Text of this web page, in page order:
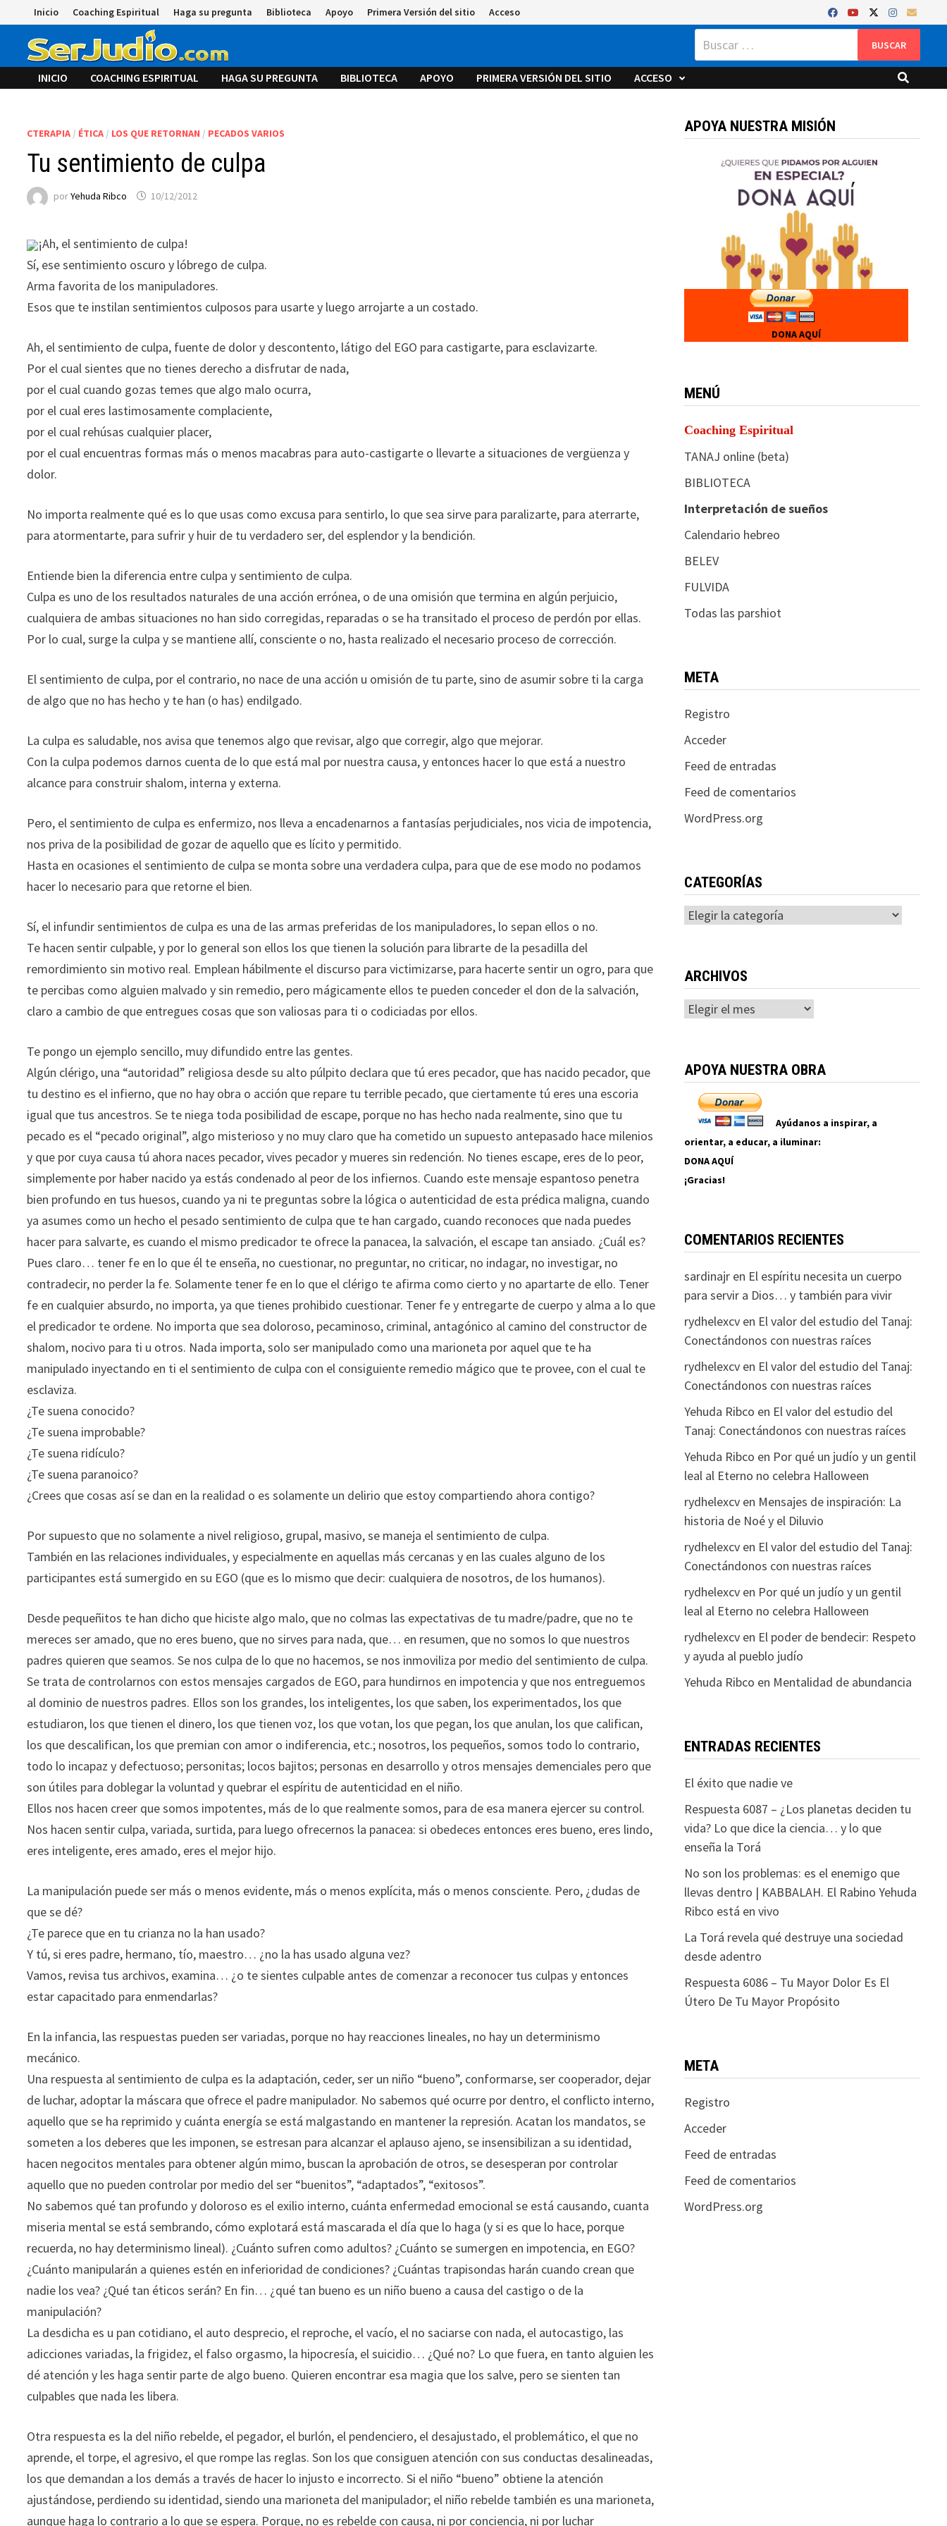
al
contenido
Inicio Coaching Espiritual Haga su pregunta Biblioteca Apoyo Primera Versión del sitio Acceso
Buscar:
INICIO COACHING ESPIRITUAL HAGA SU PREGUNTA BIBLIOTECA APOYO PRIMERA VERSIÓN DEL SITIO ACCESO
CTERAPIA / ÉTICA / LOS QUE RETORNAN / PECADOS VARIOS
Tu sentimiento de culpa
porYehuda Ribco 10/12/2012
¡Ah, el sentimiento de culpa!
Sí, ese sentimiento oscuro y lóbrego de culpa.
Arma favorita de los manipuladores.
Esos que te instilan sentimientos culposos para usarte y luego arrojarte a un costado.
Ah, el sentimiento de culpa, fuente de dolor y descontento, látigo del EGO para castigarte, para esclavizarte.
Por el cual sientes que no tienes derecho a disfrutar de nada,
por el cual cuando gozas temes que algo malo ocurra,
por el cual eres lastimosamente complaciente,
por el cual rehúsas cualquier placer,
por el cual encuentras formas más o menos macabras para auto-castigarte o llevarte a situaciones de vergüenza y
dolor.
No importa realmente qué es lo que usas como excusa para sentirlo, lo que sea sirve para paralizarte, para aterrarte,
para atormentarte, para sufrir y huir de tu verdadero ser, del esplendor y la bendición.
Entiende bien la diferencia entre culpa y sentimiento de culpa.
Culpa es uno de los resultados naturales de una acción errónea, o de una omisión que termina en algún perjuicio,
cualquiera de ambas situaciones no han sido corregidas, reparadas o se ha transitado el proceso de perdón por ellas.
Por lo cual, surge la culpa y se mantiene allí, consciente o no, hasta realizado el necesario proceso de corrección.
El sentimiento de culpa, por el contrario, no nace de una acción u omisión de tu parte, sino de asumir sobre ti la carga
de algo que no has hecho y te han (o has) endilgado.
La culpa es saludable, nos avisa que tenemos algo que revisar, algo que corregir, algo que mejorar.
Con la culpa podemos darnos cuenta de lo que está mal por nuestra causa, y entonces hacer lo que está a nuestro
alcance para construir shalom, interna y externa.
Pero, el sentimiento de culpa es enfermizo, nos lleva a encadenarnos a fantasías perjudiciales, nos vicia de impotencia,
nos priva de la posibilidad de gozar de aquello que es lícito y permitido.
Hasta en ocasiones el sentimiento de culpa se monta sobre una verdadera culpa, para que de ese modo no podamos
hacer lo necesario para que retorne el bien.
Sí, el infundir sentimientos de culpa es una de las armas preferidas de los manipuladores, lo sepan ellos o no.
Te hacen sentir culpable, y por lo general son ellos los que tienen la solución para librarte de la pesadilla del
remordimiento sin motivo real. Emplean hábilmente el discurso para victimizarse, para hacerte sentir un ogro, para que
te percibas como alguien malvado y sin remedio, pero mágicamente ellos te pueden conceder el don de la salvación,
claro a cambio de que entregues cosas que son valiosas para ti o codiciadas por ellos.
Te pongo un ejemplo sencillo, muy difundido entre las gentes.
Algún clérigo, una “autoridad” religiosa desde su alto púlpito declara que tú eres pecador, que has nacido pecador, que
tu destino es el infierno, que no hay obra o acción que repare tu terrible pecado, que ciertamente tú eres una escoria
igual que tus ancestros. Se te niega toda posibilidad de escape, porque no has hecho nada realmente, sino que tu
pecado es el “pecado original”, algo misterioso y no muy claro que ha cometido un supuesto antepasado hace milenios
y que por cuya causa tú ahora naces pecador, vives pecador y mueres sin redención. No tienes escape, eres de lo peor,
simplemente por haber nacido ya estás condenado al peor de los infiernos. Cuando este mensaje espantoso penetra
bien profundo en tus huesos, cuando ya ni te preguntas sobre la lógica o autenticidad de esta prédica maligna, cuando
ya asumes como un hecho el pesado sentimiento de culpa que te han cargado, cuando reconoces que nada puedes
hacer para salvarte, es cuando el mismo predicador te ofrece la panacea, la salvación, el escape tan ansiado. ¿Cuál es?
Pues claro… tener fe en lo que él te enseña, no cuestionar, no preguntar, no criticar, no indagar, no investigar, no
contradecir, no perder la fe. Solamente tener fe en lo que el clérigo te afirma como cierto y no apartarte de ello. Tener
fe en cualquier absurdo, no importa, ya que tienes prohibido cuestionar. Tener fe y entregarte de cuerpo y alma a lo que
el predicador te ordene. No importa que sea doloroso, pecaminoso, criminal, antagónico al camino del constructor de
shalom, nocivo para ti u otros. Nada importa, solo ser manipulado como una marioneta por aquel que te ha
manipulado inyectando en ti el sentimiento de culpa con el consiguiente remedio mágico que te provee, con el cual te
esclaviza.
¿Te suena conocido?
¿Te suena improbable?
¿Te suena ridículo?
¿Te suena paranoico?
¿Crees que cosas así se dan en la realidad o es solamente un delirio que estoy compartiendo ahora contigo?
Por supuesto que no solamente a nivel religioso, grupal, masivo, se maneja el sentimiento de culpa.
También en las relaciones individuales, y especialmente en aquellas más cercanas y en las cuales alguno de los
participantes está sumergido en su EGO (que es lo mismo que decir: cualquiera de nosotros, de los humanos).
Desde pequeñitos te han dicho que hiciste algo malo, que no colmas las expectativas de tu madre/padre, que no te
mereces ser amado, que no eres bueno, que no sirves para nada, que… en resumen, que no somos lo que nuestros
padres quieren que seamos. Se nos culpa de lo que no hacemos, se nos inmoviliza por medio del sentimiento de culpa.
Se trata de controlarnos con estos mensajes cargados de EGO, para hundirnos en impotencia y que nos entreguemos
al dominio de nuestros padres. Ellos son los grandes, los inteligentes, los que saben, los experimentados, los que
estudiaron, los que tienen el dinero, los que tienen voz, los que votan, los que pegan, los que anulan, los que califican,
los que descalifican, los que premian con amor o indiferencia, etc.; nosotros, los pequeños, somos todo lo contrario,
todo lo incapaz y defectuoso; personitas; locos bajitos; personas en desarrollo y otros mensajes demenciales pero que
son útiles para doblegar la voluntad y quebrar el espíritu de autenticidad en el niño.
Ellos nos hacen creer que somos impotentes, más de lo que realmente somos, para de esa manera ejercer su control.
Nos hacen sentir culpa, variada, surtida, para luego ofrecernos la panacea: si obedeces entonces eres bueno, eres lindo,
eres inteligente, eres amado, eres el mejor hijo.
La manipulación puede ser más o menos evidente, más o menos explícita, más o menos consciente. Pero, ¿dudas de
que se dé?
¿Te parece que en tu crianza no la han usado?
Y tú, si eres padre, hermano, tío, maestro… ¿no la has usado alguna vez?
Vamos, revisa tus archivos, examina… ¿o te sientes culpable antes de comenzar a reconocer tus culpas y entonces
estar capacitado para enmendarlas?
En la infancia, las respuestas pueden ser variadas, porque no hay reacciones lineales, no hay un determinismo
mecánico.
Una respuesta al sentimiento de culpa es la adaptación, ceder, ser un niño “bueno”, conformarse, ser cooperador, dejar
de luchar, adoptar la máscara que ofrece el padre manipulador. No sabemos qué ocurre por dentro, el conflicto interno,
aquello que se ha reprimido y cuánta energía se está malgastando en mantener la represión. Acatan los mandatos, se
someten a los deberes que les imponen, se estresan para alcanzar el aplauso ajeno, se insensibilizan a su identidad,
hacen negocitos mentales para obtener algún mimo, buscan la aprobación de otros, se desesperan por controlar
aquello que no pueden controlar por medio del ser “buenitos”, “adaptados”, “exitosos”.
No sabemos qué tan profundo y doloroso es el exilio interno, cuánta enfermedad emocional se está causando, cuanta
miseria mental se está sembrando, cómo explotará está mascarada el día que lo haga (y si es que lo hace, porque
recuerda, no hay determinismo lineal). ¿Cuánto sufren como adultos? ¿Cuánto se sumergen en impotencia, en EGO?
¿Cuánto manipularán a quienes estén en inferioridad de condiciones? ¿Cuántas trapisondas harán cuando crean que
nadie los vea? ¿Qué tan éticos serán? En fin… ¿qué tan bueno es un niño bueno a causa del castigo o de la
manipulación?
La desdicha es u pan cotidiano, el auto desprecio, el reproche, el vacío, el no saciarse con nada, el autocastigo, las
adicciones variadas, la frigidez, el falso orgasmo, la hipocresía, el suicidio… ¿Qué no? Lo que fuera, en tanto alguien les
dé atención y les haga sentir parte de algo bueno. Quieren encontrar esa magia que los salve, pero se sienten tan
culpables que nada les libera.
Otra respuesta es la del niño rebelde, el pegador, el burlón, el pendenciero, el desajustado, el problemático, el que no
aprende, el torpe, el agresivo, el que rompe las reglas. Son los que consiguen atención con sus conductas desalineadas,
los que demandan a los demás a través de hacer lo injusto e incorrecto. Si el niño “bueno” obtiene la atención
ajustándose, perdiendo su identidad, siendo una marioneta del manipulador; el niño rebelde también es una marioneta,
aunque haga lo contrario a lo que se espera. Porque, no es rebelde con causa, ni por conciencia, ni por luchar
APOYA NUESTRA MISIÓN
DONA AQUÍ
MENÚ
Coaching Espiritual
TANAJ online (beta)
BIBLIOTECA
Interpretación de sueños
Calendario hebreo
BELEV
FULVIDA
Todas las parshiot
META
Registro
Acceder
Feed de entradas
Feed de comentarios
WordPress.org
CATEGORÍAS
Categorías
ARCHIVOS
Archivos
APOYA NUESTRA OBRA
Ayúdanos a inspirar, a
orientar, a educar, a iluminar:
DONA AQUÍ
¡Gracias!
COMENTARIOS RECIENTES
sardinajren El espíritu necesita un cuerpo
para servir a Dios… y también para vivir
rydhelexcven El valor del estudio del Tanaj:
Conectándonos con nuestras raíces
rydhelexcven El valor del estudio del Tanaj:
Conectándonos con nuestras raíces
Yehuda Ribco en El valor del estudio del
Tanaj: Conectándonos con nuestras raíces
Yehuda Ribco en Por qué un judío y un gentil
leal al Eterno no celebra Halloween
rydhelexcven Mensajes de inspiración: La
historia de Noé y el Diluvio
rydhelexcven El valor del estudio del Tanaj:
Conectándonos con nuestras raíces
rydhelexcven Por qué un judío y un gentil
leal al Eterno no celebra Halloween
rydhelexcven El poder de bendecir: Respeto
y ayuda al pueblo judío
Yehuda Ribco en Mentalidad de abundancia
ENTRADAS RECIENTES
El éxito que nadie ve
Respuesta 6087 – ¿Los planetas deciden tu
vida? Lo que dice la ciencia… y lo que
enseña la Torá
No son los problemas: es el enemigo que
llevas dentro | KABBALAH. El Rabino Yehuda
Ribco está en vivo
La Torá revela qué destruye una sociedad
desde adentro
Respuesta 6086 – Tu Mayor Dolor Es El
Útero De Tu Mayor Propósito
META
Registro
Acceder
Feed de entradas
Feed de comentarios
WordPress.org